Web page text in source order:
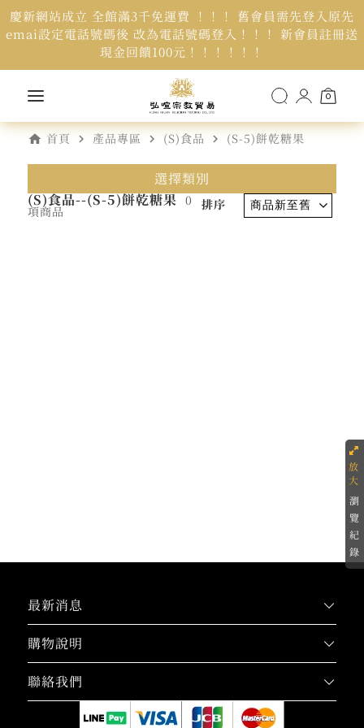
慶新網站成立 全館滿3千免運費 ！！！ 舊會員需先登入原先
emai設定電話號碼後 改為電話號碼登入！！！ 新會員註冊送
現金回饋100元！！！！！！
0
home 首頁 navigate_next 產品專區 navigate_next (S)食品 navigate_next (S-5)餅乾糖果
選擇類別
(S)食品--(S-5)餅乾糖果
0
項商品
排序
瀏
覽
紀
錄
最新消息
購物說明
聯絡我們